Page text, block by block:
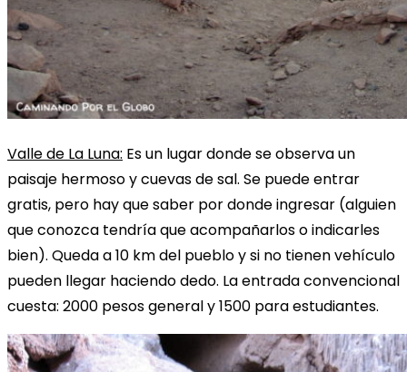
Valle de La Luna: Es un lugar donde se observa un
paisaje hermoso y cuevas de sal. Se puede entrar
gratis, pero hay que saber por donde ingresar (alguien
que conozca tendría que acompañarlos o indicarles
bien). Queda a 10 km del pueblo y si no tienen vehículo
pueden llegar haciendo dedo. La entrada convencional
cuesta: 2000 pesos general y 1500 para estudiantes.